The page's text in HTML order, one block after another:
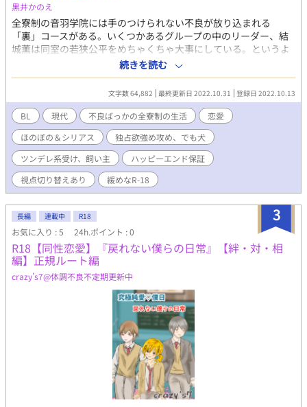
黒井かのえ
全寮制の音羽学院には手のつけられない不良が放り込まれる
「裏」コースがある。いくつかあるグループの中のリーダー、結
城薫は同室の若狭公平をめちゃくちゃ大事にしている。というよ
り、もはや犬。いつもクールで少しそっけない公平に構ってほし
くてしかたない。エリート集団の「表」から編入してきたワケア
リな公平だったが、そんな薫との毎日を平穏に過ごしている。だ
が、ある日、公平を「自分の女」だと言う奴に出会い、薫は公平
を意識せずにいられなくなっていく。自分を避ける薫に公平がキ
れてしまい、２人の仲はぎくしゃく。その裏で、公平を手に入れ
ようと画策する奴が……
続きを読む
文字数 64,882 最終更新日 2022.10.31 登録日 2022.10.13
BL 現代 不良ばっかの全寮制の生活
恋愛
ほのぼの＆シリアス
独占欲強め攻め、でも犬
ツンデレ系受け、飼い主
ハッピーエンド保証
視点切り替えあり
緩めなR-18
3
長編 連載中 R18
お気に入り : 5 24h.ポイント : 0
R18【同性恋愛】『戻れない僕らの日常』【絆・対・相
編】正規ルート編
crazy’s7@体調不良不定期更新中